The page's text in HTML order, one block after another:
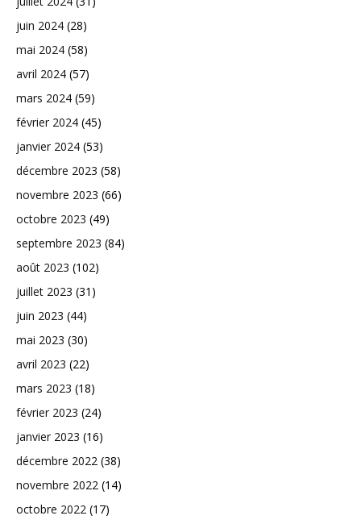
juin 2024 (28)
mai 2024 (58)
avril 2024 (57)
mars 2024 (59)
février 2024 (45)
janvier 2024 (53)
décembre 2023 (58)
novembre 2023 (66)
octobre 2023 (49)
septembre 2023 (84)
août 2023 (102)
juillet 2023 (31)
juin 2023 (44)
mai 2023 (30)
avril 2023 (22)
mars 2023 (18)
février 2023 (24)
janvier 2023 (16)
décembre 2022 (38)
novembre 2022 (14)
octobre 2022 (17)